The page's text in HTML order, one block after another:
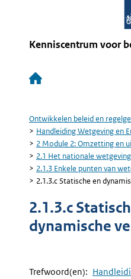
Kenniscentrum voor
Hoofdnavigatie
Kruimelpad
Ontwikkelen beleid en
Handleiding Wetgeving en
2 Module 2: Omzetting en
2.1 Het nationale
2.1.3 Enkele punten van
2.1.3.c Statische en
2.1.3.c
dynamische
Trefwoord(en):